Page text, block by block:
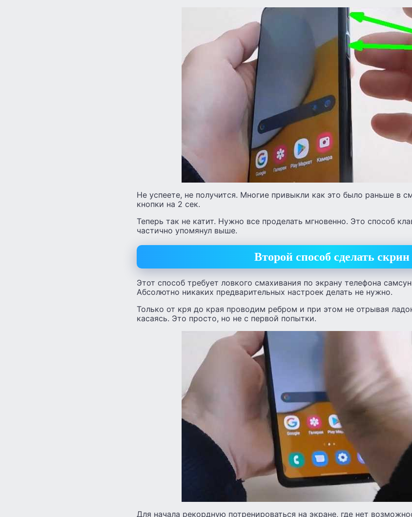
Не успеете, не получится. Многие привыкли как это было раньше в
кнопки на 2 сек.
Теперь так не катит. Нужно все проделать мгновенно. Это способ
частично упомянул выше.
Второй способ сделать скрин
Этот способ требует ловкого смахивания по экрану телефона
Абсолютно никаких предварительных настроек делать не нужно.
Только от кря до края проводим ребром и при этом не отрывая
касаясь. Это просто, но не с первой попытки.
Для начала рекордную потренироваться на экране, где нет